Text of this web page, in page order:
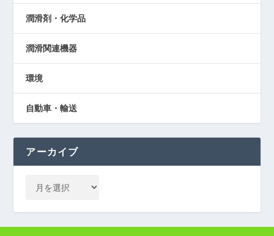
潤滑剤・化学品
潤滑関連機器
環境
自動車・輸送
アーカイブ